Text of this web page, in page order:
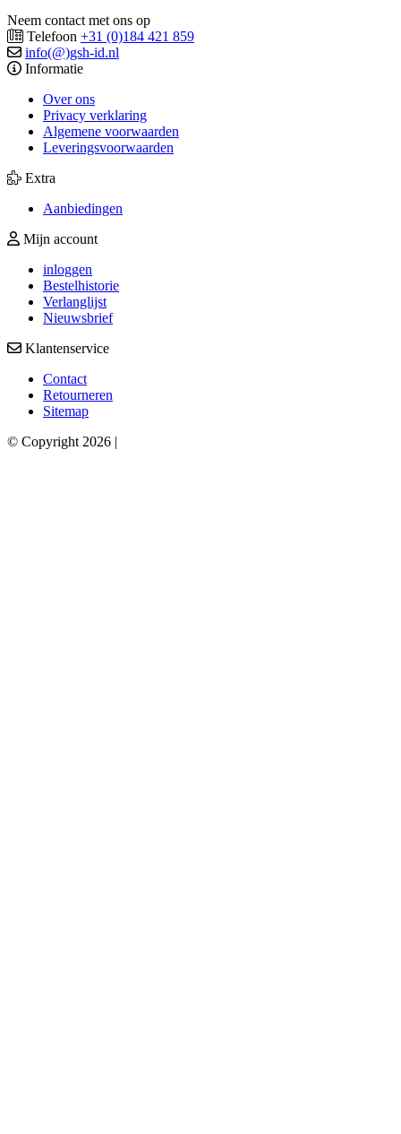
Neem contact met ons op
Telefoon +31 (0)184 421 859
info(@)gsh-id.nl
Informatie
Over ons
Privacy verklaring
Algemene voorwaarden
Leveringsvoorwaarden
Extra
Aanbiedingen
Mijn account
inloggen
Bestelhistorie
Verlanglijst
Nieuwsbrief
Klantenservice
Contact
Retourneren
Sitemap
© Copyright 2026 |